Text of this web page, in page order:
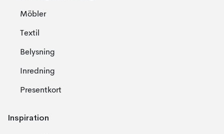
Möbler
Textil
Belysning
Inredning
Presentkort
Inspiration